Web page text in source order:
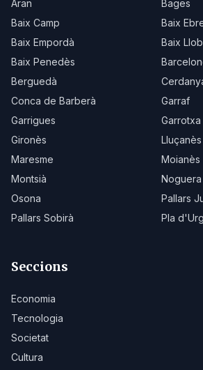
Aran
Bages
Baix Camp
Baix
Baix Empordà
Baix
Baix Penedès
Berguedà
Conca de Barberà
Garraf
Garrigues
Garrotxa
Gironès
Lluçanès
Maresme
Moianès
Montsià
Noguera
Osona
Pallars
Pallars Sobirà
Pla
Seccions
Economia
Tecnologia
Societat
Cultura